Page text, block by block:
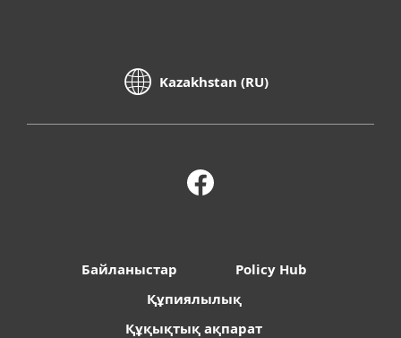
Kazakhstan (RU)
Байланыстар
Policy Hub
Құпиялылық
Құқықтық ақпарат